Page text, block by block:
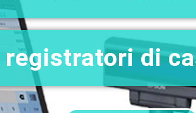
registratori di